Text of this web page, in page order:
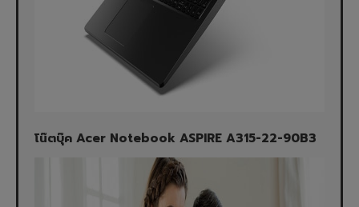
โน๊ตบุ๊ค Acer Notebook ASPIRE A315-22-90B3